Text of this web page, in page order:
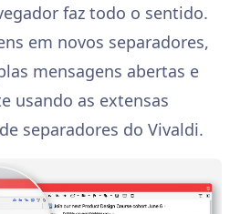
faz todo o sentido.
em novos separadores,
mensagens abertas e
usando as extensas
separadores do Vivaldi.